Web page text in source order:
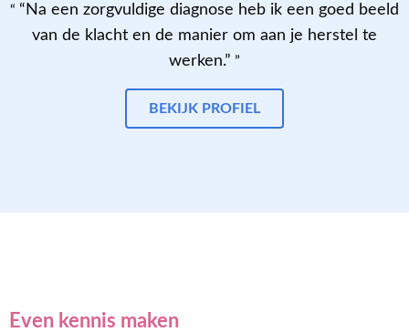
“Na een zorgvuldige diagnose heb ik een goed beeld
van de klacht en de manier om aan je herstel te
werken.”
BEKIJK PROFIEL
Even kennis maken